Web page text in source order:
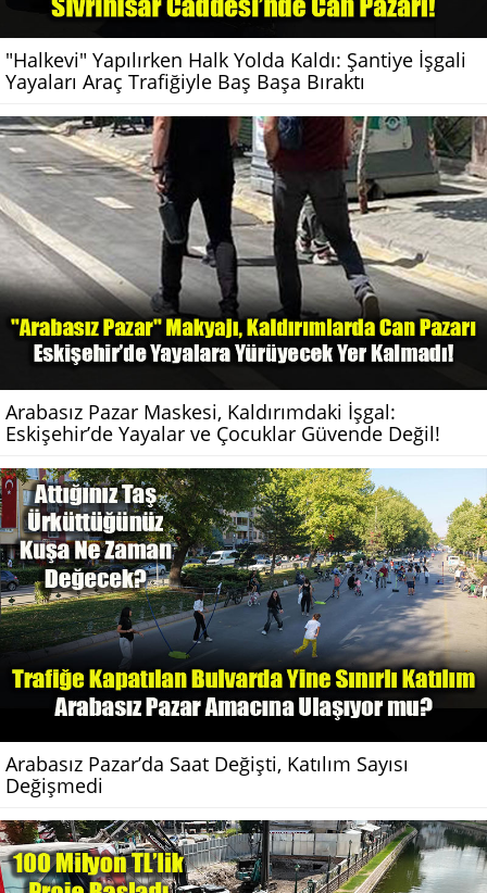
"Halkevi" Yapılırken Halk Yolda Kaldı: Şantiye İşgali
Yayaları Araç Trafiğiyle Baş Başa Bıraktı
Arabasız Pazar Maskesi, Kaldırımdaki İşgal:
Eskişehir’de Yayalar ve Çocuklar Güvende Değil!
Arabasız Pazar’da Saat Değişti, Katılım Sayısı
Değişmedi